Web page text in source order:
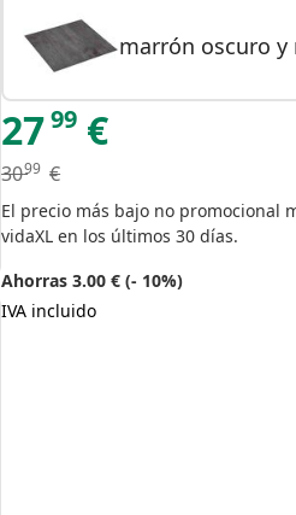
marrón oscuro y
2799 €
3099 €
El precio más bajo no promocional
vidaXL en los últimos 30 días.
Ahorras 3.00 € (- 10%)
IVA incluido